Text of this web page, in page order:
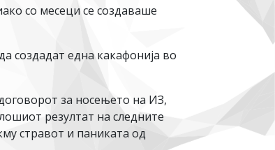
со месеци се создаваше
создадат една какафонија во
за носењето на ИЗ,
резултат на следните
стравот и паниката од